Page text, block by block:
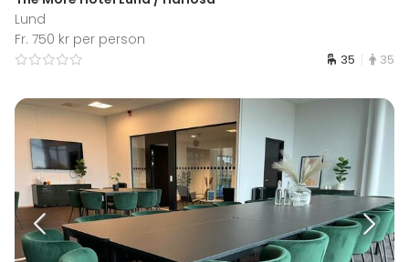
Lund
Fr. 750 kr per person
35 35